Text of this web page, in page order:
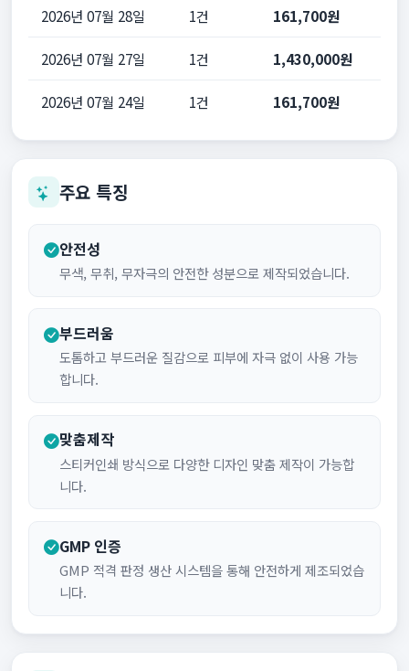
2026년 07월 28일 1건 161,700원
2026년 07월 27일 1건 1,430,000원
2026년 07월 24일 1건 161,700원
주요 특징
안전성
무색, 무취, 무자극의 안전한 성분으로 제작되었습니다.
부드러움
도톰하고 부드러운 질감으로 피부에 자극 없이 사용 가능
합니다.
맞춤제작
스티커인쇄 방식으로 다양한 디자인 맞춤 제작이 가능합
니다.
GMP 인증
GMP 적격 판정 생산 시스템을 통해 안전하게 제조되었습
니다.